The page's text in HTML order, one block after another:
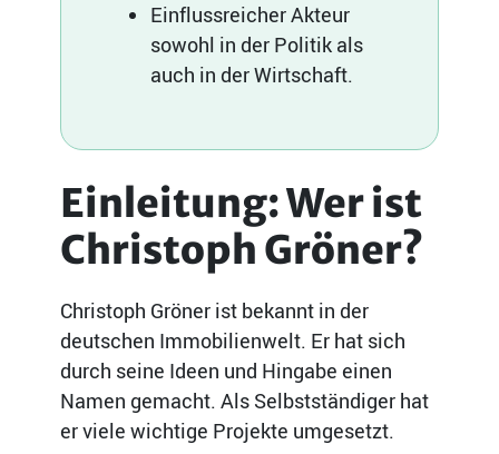
Einflussreicher Akteur
sowohl in der Politik als
auch in der Wirtschaft.
Einleitung: Wer ist
Christoph Gröner?
Christoph Gröner ist bekannt in der
deutschen Immobilienwelt. Er hat sich
durch seine Ideen und Hingabe einen
Namen gemacht. Als Selbstständiger hat
er viele wichtige Projekte umgesetzt.